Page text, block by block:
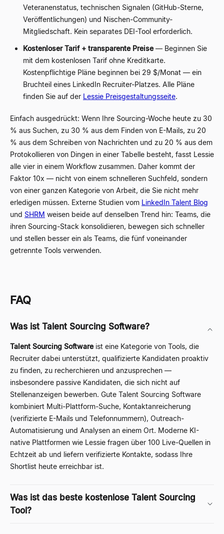
Veteranenstatus, technischen Signalen (GitHub-Sterne,
Veröffentlichungen) und Nischen-Community-
Mitgliedschaft. Kein separates DEI-Tool erforderlich.
Kostenloser Tarif + transparente Preise— Beginnen Sie
mit dem kostenlosen Tarif ohne Kreditkarte.
Kostenpflichtige Pläne beginnen bei 29 $/Monat — ein
Bruchteil eines LinkedIn Recruiter-Platzes. Alle Pläne
finden Sie auf der Lessie Preisgestaltungsseite.
Einfach ausgedrückt: Wenn Ihre Sourcing-Woche heute zu 30
% aus Suchen, zu 30 % aus dem Finden von E-Mails, zu 20
% aus dem Schreiben von Nachrichten und zu 20 % aus dem
Protokollieren von Dingen in einer Tabelle besteht, fasst Lessie
alle vier in einem Workflow zusammen. Daher kommt der
Faktor 10x — nicht von einem schnelleren Suchfeld, sondern
von einer ganzen Kategorie von Arbeit, die Sie nicht mehr
erledigen müssen. Externe Studien vom LinkedIn Talent Blog
und SHRM weisen beide auf denselben Trend hin: Teams, die
ihren Sourcing-Stack konsolidieren, bewegen sich schneller
und stellen besser ein als Teams, die fünf voneinander
getrennte Tools verwenden.
FAQ
Was ist Talent Sourcing Software?
Talent Sourcing Softwareist eine Kategorie von Tools, die
Recruiter dabei unterstützt, qualifizierte Kandidaten proaktiv
zu finden, zu recherchieren und anzusprechen —
insbesondere passive Kandidaten, die sich nicht auf
Stellenanzeigen bewerben. Gute Talent Sourcing Software
kombiniert Multi-Plattform-Suche, Kontaktanreicherung
(verifizierte E-Mails und Telefonnummern), Outreach-
Automatisierung und Analysen an einem Ort. Moderne KI-
native Plattformen wie Lessie fragen über 100 Live-Quellen in
Echtzeit ab und liefern verifizierte Kontakte, sodass Ihre
Shortlist heute erreichbar ist.
Was ist das beste kostenlose Talent Sourcing
Tool?